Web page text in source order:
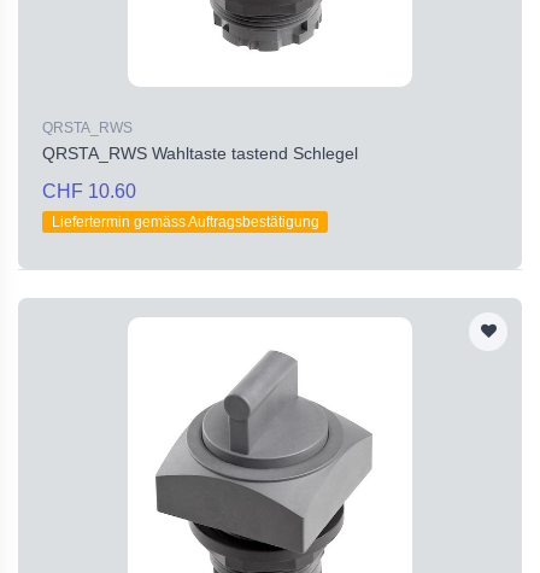
QRSTA_RWS
QRSTA_RWS Wahltaste tastend Schlegel
CHF 10.60
Liefertermin gemäss Auftragsbestätigung